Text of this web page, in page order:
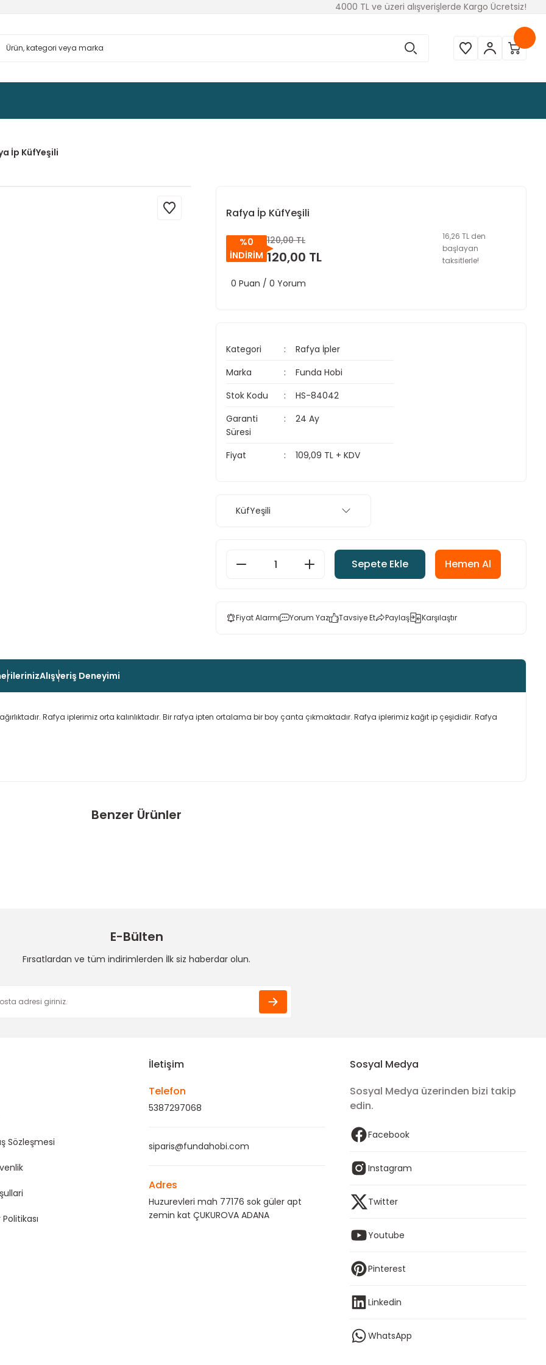
4000 TL ve üzeri alışverişlerde Kargo Ücretsiz!
İp KüfYeşili
Rafya İp KüfYeşili
%0
İNDİRİM
120,00 TL
120,00 TL
16,26 TL den
başlayan
taksitlerle!
0 Puan / 0 Yorum
Kategori
Rafya İpler
Marka
Funda Hobi
Stok Kodu
HS-84042
Garanti
Süresi
24 Ay
Fiyat 109,09 TL + KDV
Sepete Ekle Hemen Al
Fiyat Alarmı Yorum Yaz Tavsiye Et Paylaş Karşılaştır
Alışveriş Deneyimi
Rafya iplerimiz orta kalınlıktadır. Bir rafya ipten ortalama bir boy çanta çıkmaktadır. Rafya iplerimiz kağıt ip çeşididir. Rafya
yetersiz gördüğünüz noktaları öneri formunu kullanarak tarafımıza iletebilirsiniz.
Benzer Ürünler
E-Bülten
Fırsatlardan ve tüm indirimlerden İlk siz haberdar olun.
Sözleşmesi
İletişim
Telefon
5387297068
siparis@fundahobi.com
Adres
Huzurevleri mah 77176 sok güler apt
zemin kat ÇUKUROVA ADANA
Sosyal Medya
Sosyal Medya üzerinden bizi takip
edin.
Facebook
Instagram
Twitter
Youtube
Pinterest
Linkedin
WhatsApp